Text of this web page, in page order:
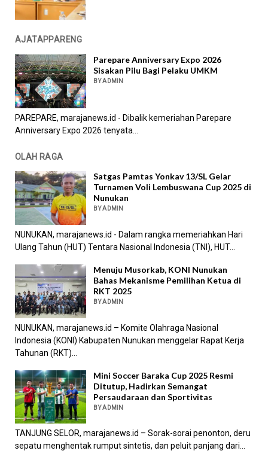
AJATAPPARENG
Parepare Anniversary Expo 2026
Sisakan Pilu Bagi Pelaku UMKM
BY ADMIN
PAREPARE, marajanews.id - Dibalik kemeriahan Parepare
Anniversary Expo 2026 tenyata...
OLAH RAGA
Satgas Pamtas Yonkav 13/SL Gelar
Turnamen Voli Lembuswana Cup 2025 di
Nunukan
BY ADMIN
NUNUKAN, marajanews.id - Dalam rangka memeriahkan Hari
Ulang Tahun (HUT) Tentara Nasional Indonesia (TNI), HUT...
Menuju Musorkab, KONI Nunukan
Bahas Mekanisme Pemilihan Ketua di
RKT 2025
BY ADMIN
NUNUKAN, marajanews.id – Komite Olahraga Nasional
Indonesia (KONI) Kabupaten Nunukan menggelar Rapat Kerja
Tahunan (RKT)...
Mini Soccer Baraka Cup 2025 Resmi
Ditutup, Hadirkan Semangat
Persaudaraan dan Sportivitas
BY ADMIN
TANJUNG SELOR, marajanews.id – Sorak-sorai penonton, deru
sepatu menghentak rumput sintetis, dan peluit panjang dari...